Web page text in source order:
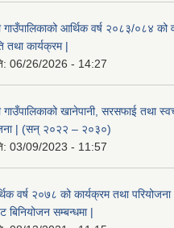
गाउँपालिकाको आर्थिक वर्ष २०८३/०८४ को
तथा कार्यक्रम |
06/26/2026 - 14:27
गाउँपालिकाको खानेपानी, सरसफाई तथा
| (सन् २०२२ – २०३०)
03/09/2023 - 11:57
वर्ष २०७८ को कार्यक्रम तथा
बिनियोजन सम्बन्धमा |